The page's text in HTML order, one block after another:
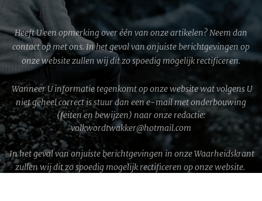
Heeft U een opmerking over één van onze artikelen? Neem dan
contact op met ons. In het geval van onjuiste berichtgevingen op
onze website zullen wij dit zo spoedig mogelijk rectificeren.
Wanneer U informatie tegenkomt op onze website wat volgens U
niet geheel correct is stuur dan een e-mail met onderbouwing
(feiten en bewijzen) naar onze redactie:
volkwordtwakker@hotmail.com
In het geval van onjuiste berichtgevingen in onze Waarheidskrant
zullen wij dit zo spoedig mogelijk rectificeren op onze website.